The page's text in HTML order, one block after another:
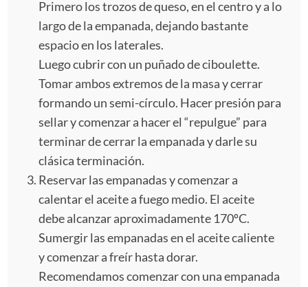
Primero los trozos de queso, en el centro y a lo
largo de la empanada, dejando bastante
espacio en los laterales.
Luego cubrir con un puñado de ciboulette.
Tomar ambos extremos de la masa y cerrar
formando un semi-círculo. Hacer presión para
sellar y comenzar a hacer el “repulgue” para
terminar de cerrar la empanada y darle su
clásica terminación.
Reservar las empanadas y comenzar a
calentar el aceite a fuego medio. El aceite
debe alcanzar aproximadamente 170ºC.
Sumergir las empanadas en el aceite caliente
y comenzar a freír hasta dorar.
Recomendamos comenzar con una empanada